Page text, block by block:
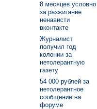
8 месяцев условно
за разжигание
ненависти
вконтакте
Журналист
получил год
колонии за
нетолерантную
газету
54 000 рублей за
нетолерантное
сообщение на
форуме